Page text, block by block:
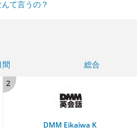
て言うの？
間
総合
2
DMM Eikaiwa K